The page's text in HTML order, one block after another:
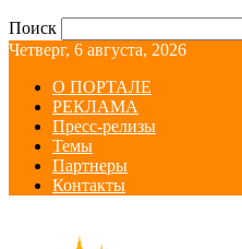
Поиск
Четверг, 6 августа, 2026
О ПОРТАЛЕ
РЕКЛАМА
Пресс-релизы
Темы
Партнеры
Контакты